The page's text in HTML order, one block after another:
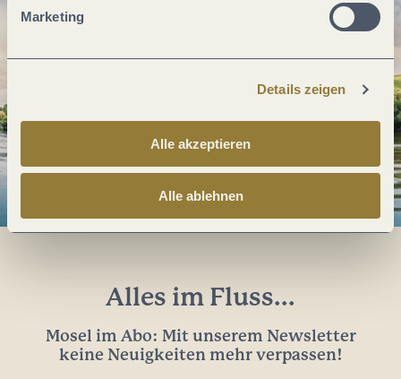
Marketing
Details zeigen
Alle akzeptieren
Alle ablehnen
Alles im Fluss...
Mosel im Abo: Mit unserem Newsletter
keine Neuigkeiten mehr verpassen!